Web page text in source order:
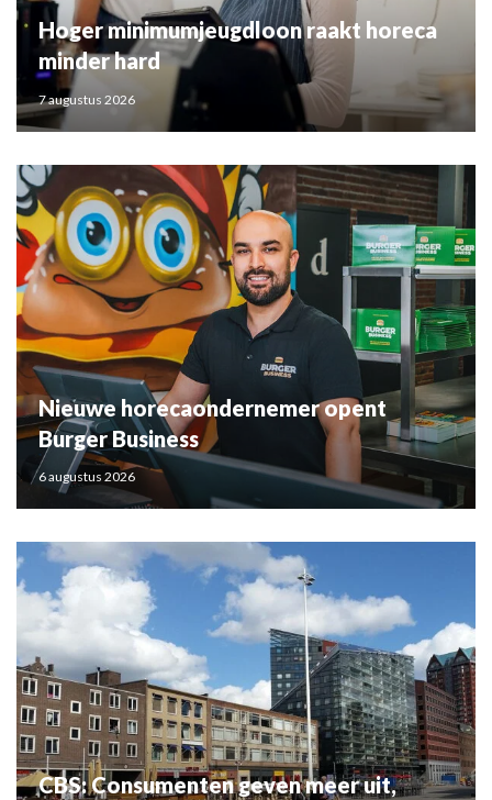
Hoger minimumjeugdloon raakt horeca
minder hard
7 augustus 2026
Nieuwe horecaondernemer opent
Burger Business
6 augustus 2026
CBS: Consumenten geven meer uit,